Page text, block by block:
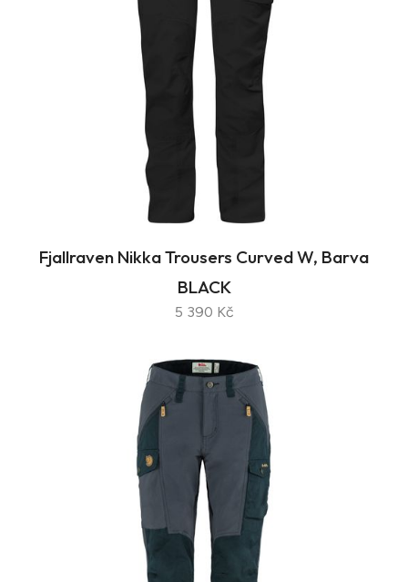
Fjallraven Nikka Trousers Curved W, Barva
BLACK
5 390 Kč